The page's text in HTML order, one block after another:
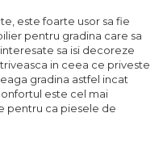
este foarte usor sa fie
pentru gradina care sa
sa isi decoreze
in ceea ce priveste
gradina astfel incat
este cel mai
pentru ca piesele de